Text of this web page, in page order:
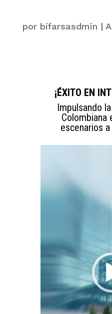
por bifarsasdmin |
¡ÉXITO EN
Impulsando
Colombiana
escenarios